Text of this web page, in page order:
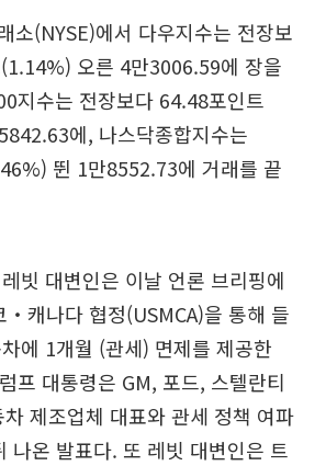
소(NYSE)에서 다우지수는 전장보
오른 4만3006.59에 장을
지수는 전장보다 64.48포인트
에, 나스닥종합지수는
뛴 1만8552.73에 거래를 끝
빗 대변인은 이날 언론 브리핑에
캐나다 협정(USMCA)을 통해 들
에 1개월 (관세) 면제를 제공한
프 대통령은 GM, 포드, 스텔란티
제조업체 대표와 관세 정책 여파
나온 발표다. 또 레빗 대변인은 트